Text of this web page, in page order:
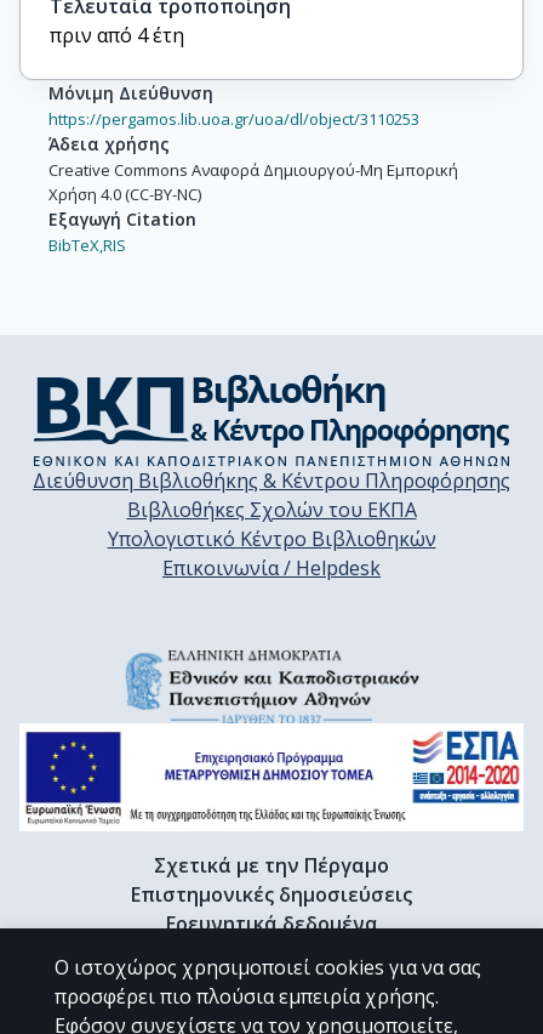
Τελευταία τροποποίηση
πριν από 4 έτη
Μόνιμη Διεύθυνση
https://pergamos.lib.uoa.gr/uoa/dl/object/3110253
Άδεια χρήσης
Creative Commons Αναφορά Δημιουργού-Μη Εμπορική
Χρήση 4.0 (CC-BY-NC)
Εξαγωγή Citation
BibTeX,RIS
Διεύθυνση Βιβλιοθήκης & Κέντρου Πληροφόρησης
Βιβλιοθήκες Σχολών του ΕΚΠΑ
Υπολογιστικό Κέντρο Βιβλιοθηκών
Επικοινωνία / Helpdesk
Σχετικά με την Πέργαμο
Επιστημονικές δημοσιεύσεις
Ερευνητικά δεδομένα
Διδακτορικές διατριβές & Γκρίζα βιβλιογραφία
Προφίλ Ερευνητή
Ο ιστοχώρος χρησιμοποιεί cookies για να σας
προσφέρει πιο πλούσια εμπειρία χρήσης.
Εφόσον συνεχίσετε να τον χρησιμοποιείτε,